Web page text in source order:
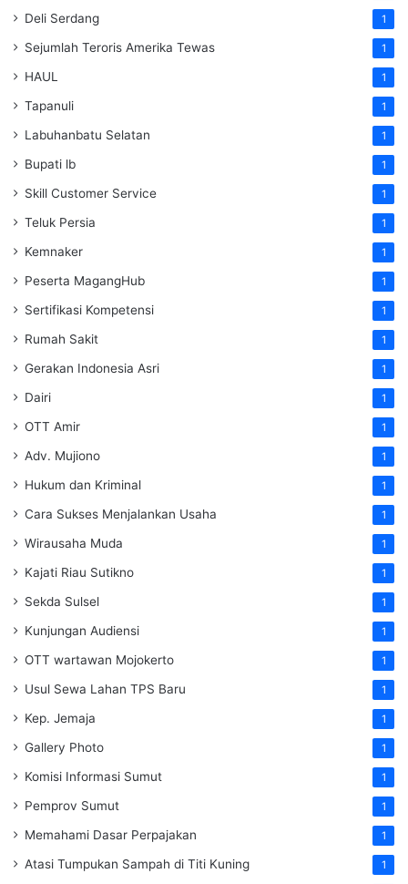
Deli Serdang 1
Sejumlah Teroris Amerika Tewas 1
HAUL 1
Tapanuli 1
Labuhanbatu Selatan 1
Bupati lb 1
Skill Customer Service 1
Teluk Persia 1
Kemnaker 1
Peserta MagangHub 1
Sertifikasi Kompetensi 1
Rumah Sakit 1
Gerakan Indonesia Asri 1
Dairi 1
OTT Amir 1
Adv. Mujiono 1
Hukum dan Kriminal 1
Cara Sukses Menjalankan Usaha 1
Wirausaha Muda 1
Kajati Riau Sutikno 1
Sekda Sulsel 1
Kunjungan Audiensi 1
OTT wartawan Mojokerto 1
Usul Sewa Lahan TPS Baru 1
Kep. Jemaja 1
Gallery Photo 1
Komisi Informasi Sumut 1
Pemprov Sumut 1
Memahami Dasar Perpajakan 1
Atasi Tumpukan Sampah di Titi Kuning 1